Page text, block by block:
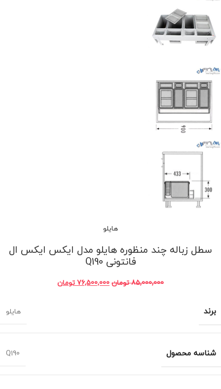
هایلو
سطل زباله چند منظوره هایلو مدل ایکس ایکس ال
فانتونی Q190
85,000,000 تومان 76,500,000 تومان
برند هایلو
شناسه محصول Q190